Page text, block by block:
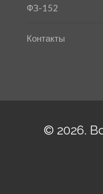
ФЗ-152
Контакты
© 2026.